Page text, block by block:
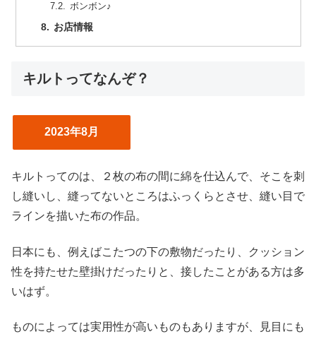
ボンボン♪
お店情報
キルトってなんぞ？
2023年8月
キルトってのは、２枚の布の間に綿を仕込んで、そこを刺
し縫いし、縫ってないところはふっくらとさせ、縫い目で
ラインを描いた布の作品。
日本にも、例えばこたつの下の敷物だったり、クッション
性を持たせた壁掛けだったりと、接したことがある方は多
いはず。
ものによっては実用性が高いものもありますが、見目にも